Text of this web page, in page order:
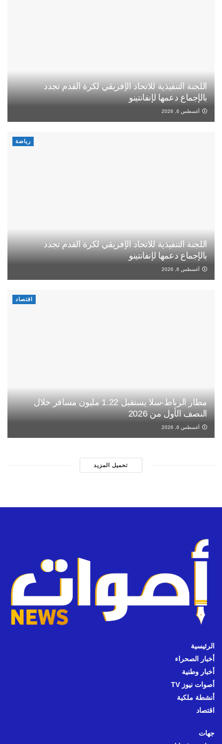
اللجنة التنفيذية للاتحاد الإفريقي لكرة القدم تجدد
بالإجماع دعمها لإنفانتينو
أغسطس 6, 2026
رياضة
اللجنة التنفيذية للاتحاد الإفريقي لكرة القدم تجدد
بالإجماع دعمها لإنفانتينو
أغسطس 6, 2026
اقتصاد
مطار الرباط-سلا يستقبل 1.22 مليون مسافر خلال
النصف الأول من 2026
أغسطس 6, 2026
تحميل المزيد
الرئيسية
أخبار الصحراء
أخبار وطنية
أصوات نيوز TV
أنشطة ملكية
اقتصاد
جهات